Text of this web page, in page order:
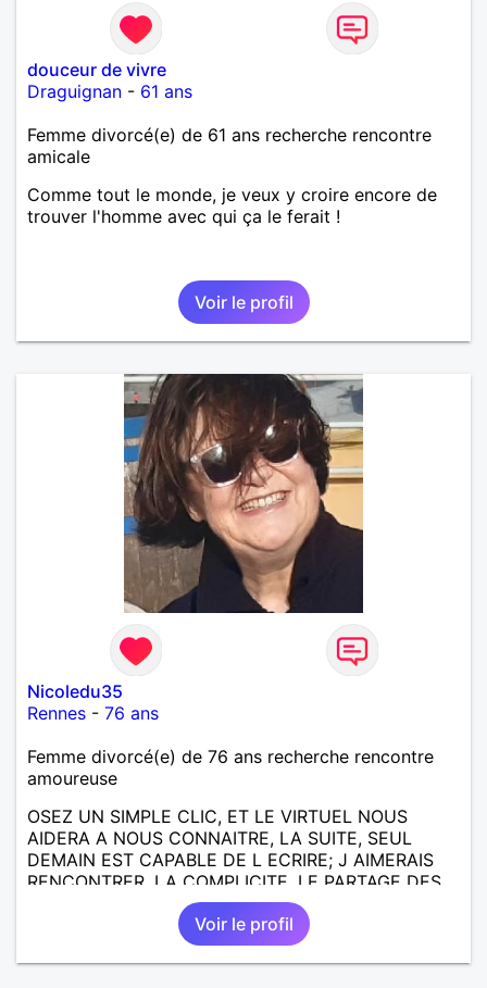
douceur de vivre
Draguignan - 61 ans
Femme divorcé(e) de 61 ans recherche rencontre
amicale
Comme tout le monde, je veux y croire encore de
trouver l'homme avec qui ça le ferait !
Voir le profil
Nicoledu35
Rennes - 76 ans
Femme divorcé(e) de 76 ans recherche rencontre
amoureuse
OSEZ UN SIMPLE CLIC, ET LE VIRTUEL NOUS
AIDERA A NOUS CONNAITRE, LA SUITE, SEUL
DEMAIN EST CAPABLE DE L ECRIRE; J AIMERAIS
RENCONTRER, LA COMPLICITE, LE PARTAGE DES
BELLES CHOSES DE LA VIE : BALADES, VOYAGES
EN FRANCE OU AILLEURS. ETRE A L ECOUTE DE L
AUTRE, ET LA VIE SERA PLUS BELLE
ENCORE.....................
Voir le profil